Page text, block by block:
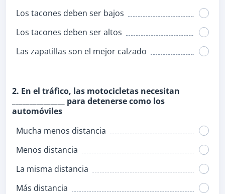
Los tacones deben ser bajos
Los tacones deben ser altos
Las zapatillas son el mejor calzado
2. En el tráfico, las motocicletas necesitan
_______________ para detenerse como los
automóviles
Mucha menos distancia
Menos distancia
La misma distancia
Más distancia